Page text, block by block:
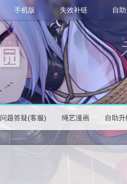
手机版 失效补链 自
问题答疑(客服) 绳艺漫画 自助